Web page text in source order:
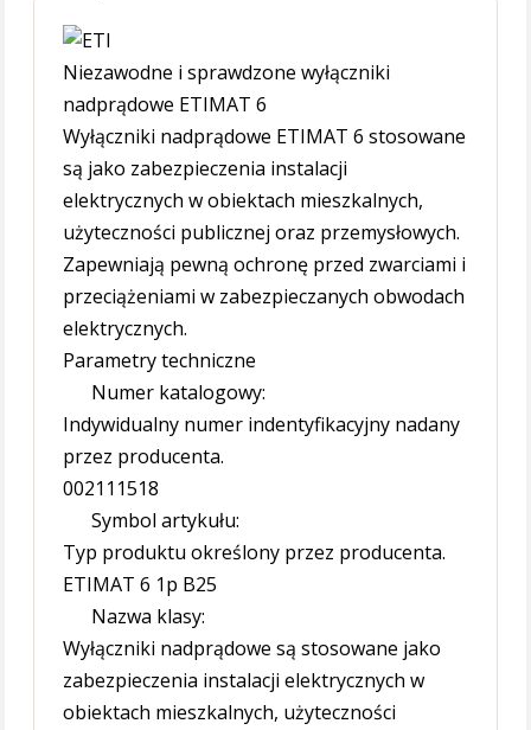
Niezawodne i sprawdzone wyłączniki
nadprądowe ETIMAT 6
Wyłączniki nadprądowe ETIMAT 6 stosowane
są jako zabezpieczenia instalacji
elektrycznych w obiektach mieszkalnych,
użyteczności publicznej oraz przemysłowych.
Zapewniają pewną ochronę przed zwarciami i
przeciążeniami w zabezpieczanych obwodach
elektrycznych.
Parametry techniczne
Numer katalogowy:
Indywidualny numer indentyfikacyjny nadany
przez producenta.
002111518
Symbol artykułu:
Typ produktu określony przez producenta.
ETIMAT 6 1p B25
Nazwa klasy:
Wyłączniki nadprądowe są stosowane jako
zabezpieczenia instalacji elektrycznych w
obiektach mieszkalnych, użyteczności